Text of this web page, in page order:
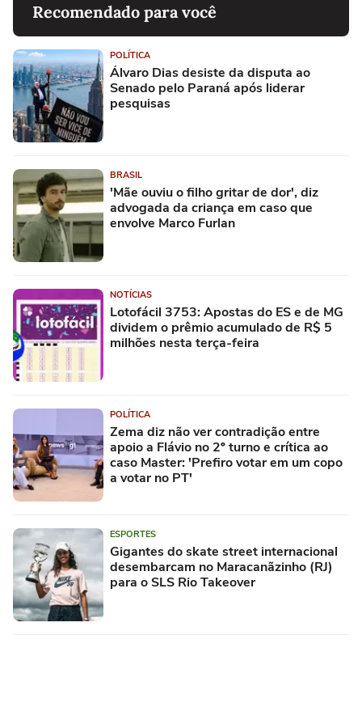
Recomendado para você
POLÍTICA
Álvaro Dias desiste da disputa ao
Senado pelo Paraná após liderar
pesquisas
BRASIL
'Mãe ouviu o filho gritar de dor', diz
advogada da criança em caso que
envolve Marco Furlan
NOTÍCIAS
Lotofácil 3753: Apostas do ES e de MG
dividem o prêmio acumulado de R$ 5
milhões nesta terça-feira
POLÍTICA
Zema diz não ver contradição entre
apoio a Flávio no 2º turno e crítica ao
caso Master: 'Prefiro votar em um copo
a votar no PT'
ESPORTES
Gigantes do skate street internacional
desembarcam no Maracanãzinho (RJ)
para o SLS Rio Takeover